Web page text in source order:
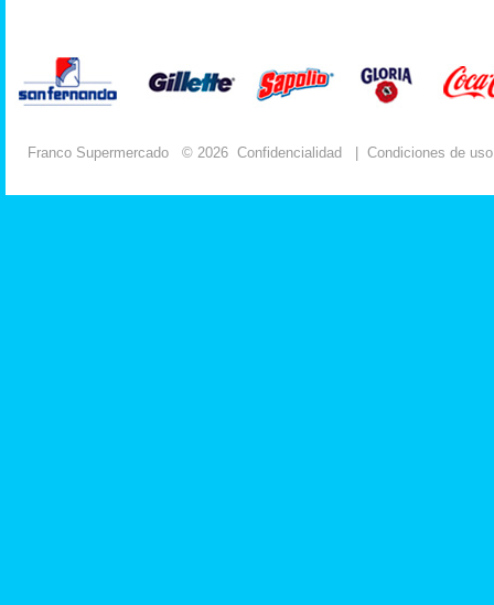
Franco Supermercado © 2026 Confidencialidad Condiciones de uso